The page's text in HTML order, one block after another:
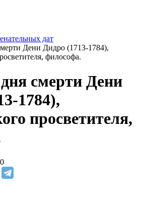
дат
Дени Дидро (1713-1784),
философа.
дня смерти Дени
1784),
просветителя,